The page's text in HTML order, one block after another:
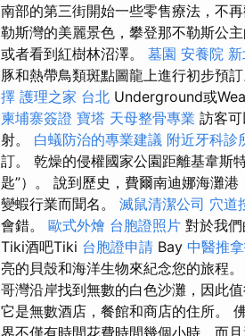
南部的第三街開始一些零售療法，不
勒斯灣的美麗景色，攀登那不勒斯公
或者看到紅樹林沼澤。 墓園 安養院
豚和熱帶鳥類斑點圖龍上進行初步預
擇 護理之家 台北 Underground或
柬埔寨簽證 寶塔 天母整骨專業 訪客
射。 白蟻防治的專業建議 附近牙科診
訂。 乾燥的侵權國家公園距離基韋斯
匙”）。 說到歷史，費爾南迪娜海灘
變蝦行業而聞名。 滅鼠清潔公司 穴道
會錯。 歐式外燴 台胞證照片 對於我
Tiki酒吧Tiki 台胞證申請 Bay 中醫推
亮的貝殼和海洋生物來紀念您的旅程
哥灣沿岸找到無數的白色沙灘，因此
它是無數酒店，餐館和商店的住所。
界不僅有時間花費時間幾個小時，而